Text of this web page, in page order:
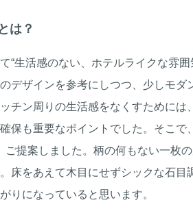
は？
“生活感のない、ホテルライクな雰囲
デザインを参考にしつつ、少しモダ
チン周りの生活感をなくすためには
保も重要なポイントでした。そこで
提案しました。柄の何もない一枚
床をあえて木目にせずシックな石目
りになっていると思います。